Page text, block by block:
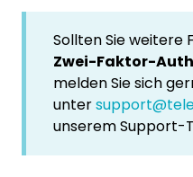
Sollten Sie weitere
Zwei-Faktor-
melden Sie sich
unter
unserem Support-